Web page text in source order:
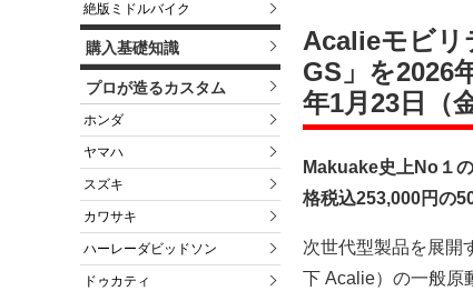
絶版ミドルバイク
購入基礎知識
プロが造るカスタム
ホンダ
ヤマハ
スズキ
カワサキ
ハーレーダビッドソン
ドゥカティ
Acalieモビリ
GS」を2026
年1月23日（
Makuake史上No１
格税込253,000円の
次世代型製品を展開
下 Acalie）の一般原